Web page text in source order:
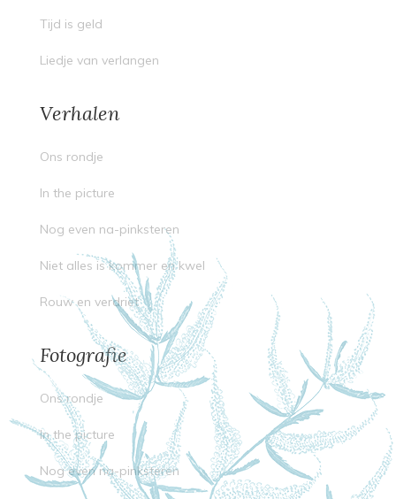
Tijd is geld
Liedje van verlangen
Verhalen
Ons rondje
In the picture
Nog even na-pinksteren
Niet alles is kommer en kwel
Rouw en verdriet
Fotografie
Ons rondje
In the picture
Nog even na-pinksteren